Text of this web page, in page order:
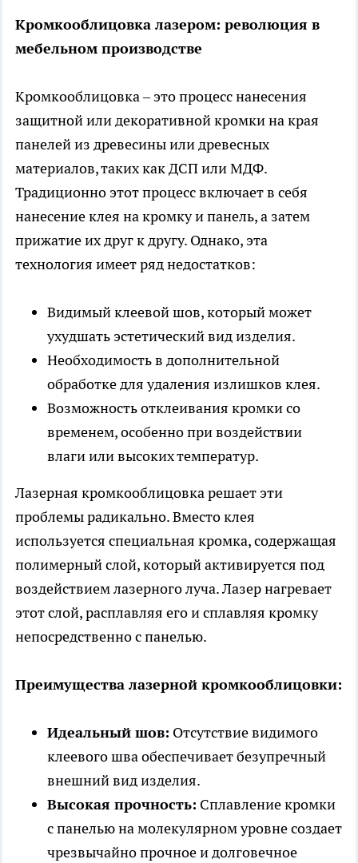
Кромкооблицовка лазером: революция в
мебельном производстве
Кромкооблицовка – это процесс нанесения
защитной или декоративной кромки на края
панелей из древесины или древесных
материалов, таких как ДСП или МДФ.
Традиционно этот процесс включает в себя
нанесение клея на кромку и панель, а затем
прижатие их друг к другу. Однако, эта
технология имеет ряд недостатков:
Видимый клеевой шов, который может
ухудшать эстетический вид изделия.
Необходимость в дополнительной
обработке для удаления излишков клея.
Возможность отклеивания кромки со
временем, особенно при воздействии
влаги или высоких температур.
Лазерная кромкооблицовка решает эти
проблемы радикально. Вместо клея
используется специальная кромка, содержащая
полимерный слой, который активируется под
воздействием лазерного луча. Лазер нагревает
этот слой, расплавляя его и сплавляя кромку
непосредственно с панелью.
Преимущества лазерной кромкооблицовки:
Идеальный шов: Отсутствие видимого
клеевого шва обеспечивает безупречный
внешний вид изделия.
Высокая прочность: Сплавление кромки
с панелью на молекулярном уровне создает
чрезвычайно прочное и долговечное